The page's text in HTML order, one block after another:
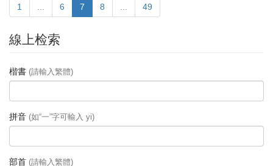
1 6 7 8 49
線上检索
楷書 (請輸入繁體)
拼音 (如“一”字可輸入 yi)
部首 (請輸入繁體)